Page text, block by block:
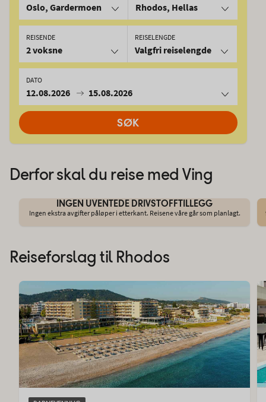
Oslo, Gardermoen Rhodos, Hellas
REISELENGDE
Valgfri reiselengde
DATO
12.08.2026 15.08.2026
REISENDE
2 voksne
SØK
Derfor skal du reise med Ving
INGEN UVENTEDE DRIVSTOFFTILLEGG
Ingen ekstra avgifter påløper i etterkant. Reisene våre går som planlagt.
Reiseforslag til Rhodos